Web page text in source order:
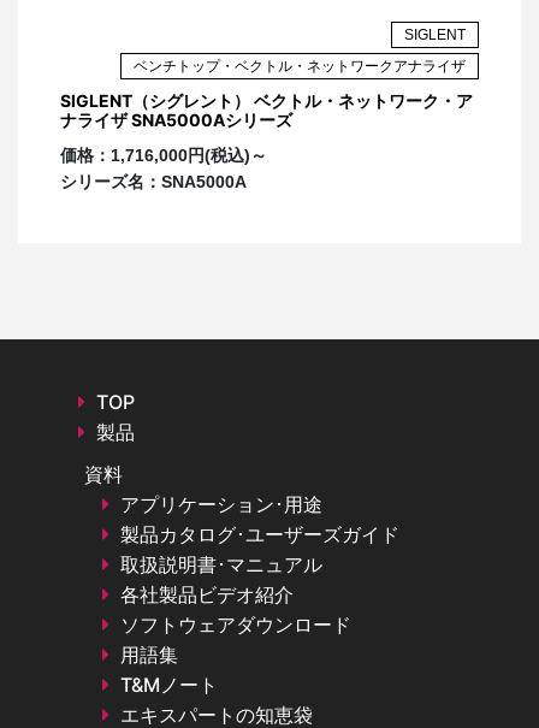
SIGLENT
ベンチトップ・ベクトル・ネットワークアナライザ
SIGLENT（シグレント） ベクトル・ネットワーク・ア
ナライザ SNA5000Aシリーズ
価格： 1,716,000円(税込)～
シリーズ名： SNA5000A
TOP
製品
資料
アプリケーション･用途
製品カタログ･ユーザーズガイド
取扱説明書･マニュアル
各社製品ビデオ紹介
ソフトウェアダウンロード
用語集
T&Mノート
エキスパートの知恵袋